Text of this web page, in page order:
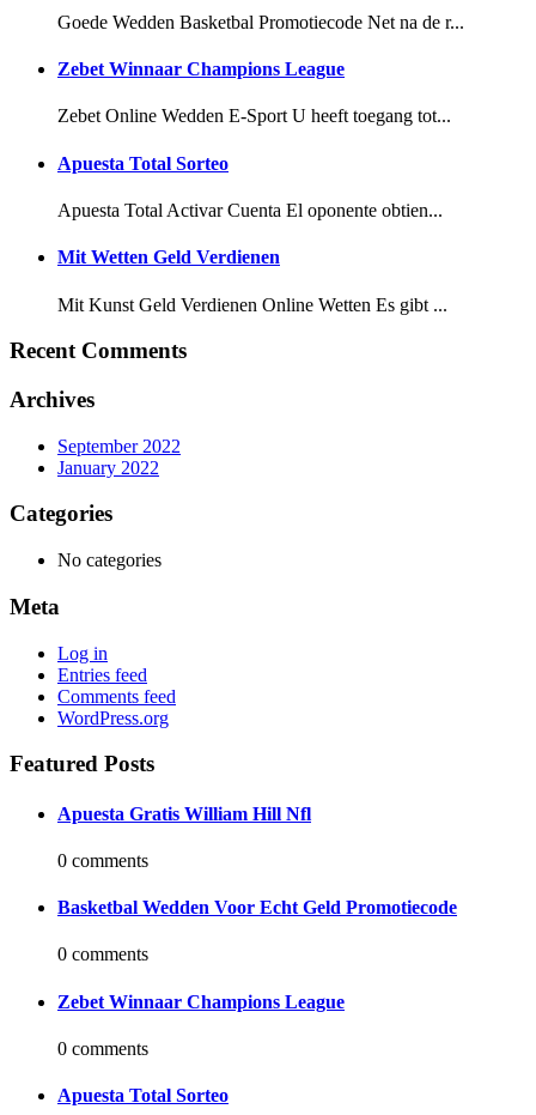
Goede Wedden Basketbal Promotiecode Net na de r...
Zebet Winnaar Champions League
Zebet Online Wedden E-Sport U heeft toegang tot...
Apuesta Total Sorteo
Apuesta Total Activar Cuenta El oponente obtien...
Mit Wetten Geld Verdienen
Mit Kunst Geld Verdienen Online Wetten Es gibt ...
Recent Comments
Archives
September 2022
January 2022
Categories
No categories
Meta
Log in
Entries feed
Comments feed
WordPress.org
Featured Posts
Apuesta Gratis William Hill Nfl
0 comments
Basketbal Wedden Voor Echt Geld Promotiecode
0 comments
Zebet Winnaar Champions League
0 comments
Apuesta Total Sorteo